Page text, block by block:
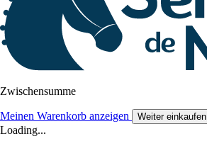
Zwischensumme
Meinen Warenkorb anzeigen Weiter einkaufen
Loading...